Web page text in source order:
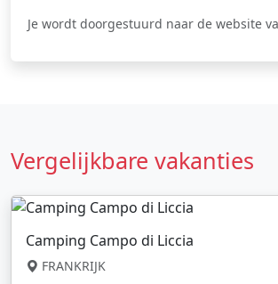
Je wordt doorgestuurd naar de website
Vergelijkbare vakanties
Camping Campo di Liccia
FRANKRIJK